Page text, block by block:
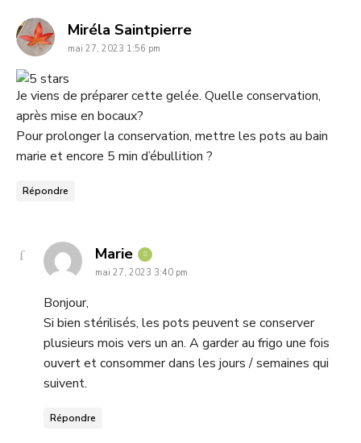
Miréla Saintpierresays:
mai 27, 2023 1:56 pm
Je viens de préparer cette gelée. Quelle conservation,
après mise en bocaux?
Pour prolonger la conservation, mettre les pots au bain
marie et encore 5 min d’ébullition ?
Répondre
Marie says:
mai 27, 2023 3:40 pm
Bonjour,
Si bien stérilisés, les pots peuvent se conserver
plusieurs mois vers un an. A garder au frigo une fois
ouvert et consommer dans les jours / semaines qui
suivent.
Répondre